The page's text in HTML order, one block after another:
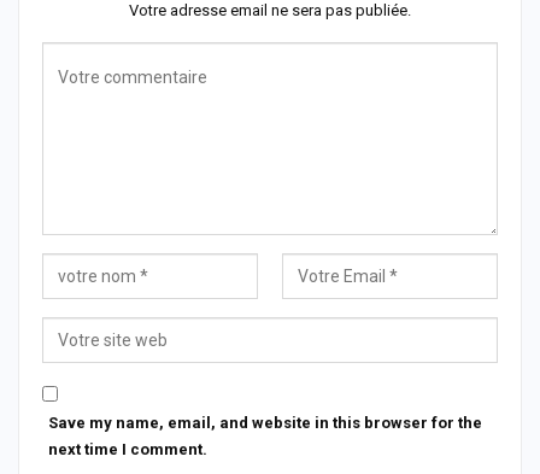
Votre adresse email ne sera pas publiée.
Save my name, email, and website in this browser for the
next time I comment.